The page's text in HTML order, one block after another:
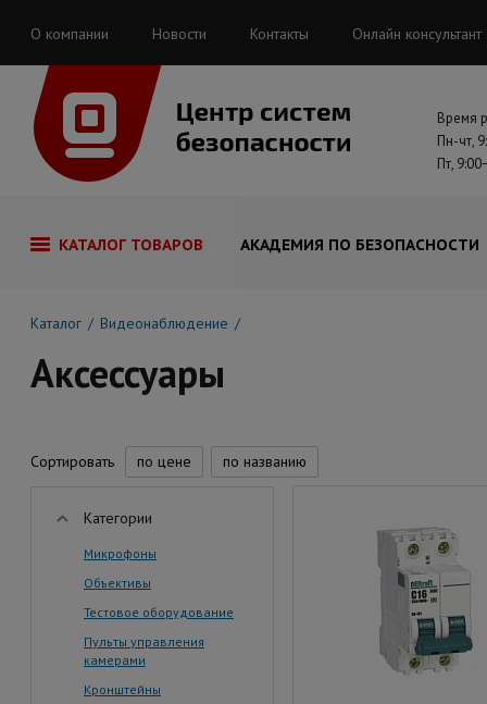
О компании Новости Контакты Онлайн консультант
Время
Пн-чт,
Пт,
КАТАЛОГ ТОВАРОВ АКАДЕМИЯ ПО БЕЗОПАСНОСТИ
Каталог Видеонаблюдение
Аксессуары
Сортировать по цене по названию
Категории
Микрофоны
Объективы
Тестовое оборудование
Пульты управления
камерами
Кронштейны